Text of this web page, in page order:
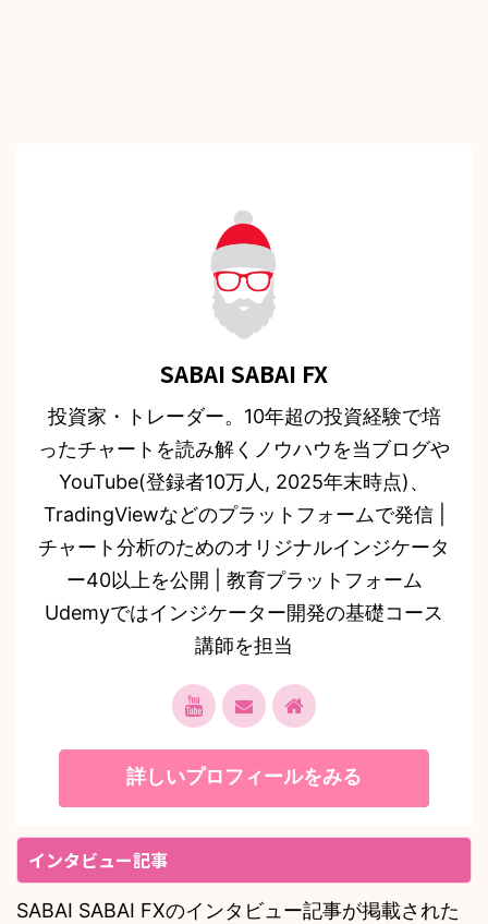
SABAI SABAI FX
投資家・トレーダー。10年超の投資経験で培
ったチャートを読み解くノウハウを当ブログや
YouTube(登録者10万人, 2025年末時点)、
TradingViewなどのプラットフォームで発信 |
チャート分析のためのオリジナルインジケータ
ー40以上を公開 | 教育プラットフォーム
Udemyではインジケーター開発の基礎コース
講師を担当
詳しいプロフィールをみる
インタビュー記事
SABAI SABAI FXのインタビュー記事が掲載された